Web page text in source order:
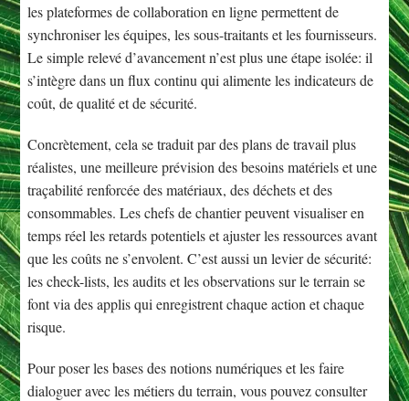
les plateformes de collaboration en ligne permettent de
synchroniser les équipes, les sous-traitants et les fournisseurs.
Le simple relevé d’avancement n’est plus une étape isolée: il
s’intègre dans un flux continu qui alimente les indicateurs de
coût, de qualité et de sécurité.
Concrètement, cela se traduit par des plans de travail plus
réalistes, une meilleure prévision des besoins matériels et une
traçabilité renforcée des matériaux, des déchets et des
consommables. Les chefs de chantier peuvent visualiser en
temps réel les retards potentiels et ajuster les ressources avant
que les coûts ne s’envolent. C’est aussi un levier de sécurité:
les check-lists, les audits et les observations sur le terrain se
font via des applis qui enregistrent chaque action et chaque
risque.
Pour poser les bases des notions numériques et les faire
dialoguer avec les métiers du terrain, vous pouvez consulter